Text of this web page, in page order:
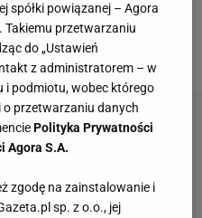
po występie na
roku.
spółki powiązanej – Agora
Takiemu przetwarzaniu
do „Ustawień
z administratorem – w
i podmiotu, wobec którego
o przetwarzaniu danych
Polityka Prywatności
Agora S.A.
zgodę na zainstalowanie i
sp. z o.o., jej